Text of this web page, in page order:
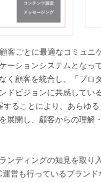
客ごとに最適なコミュニ
ーションシステムとなっ
く顧客を統合し、「プロ
ドビジョンに共感してい
ることにより、あらゆる
展開し、顧客からの理解
ンディングの知見を取り
営も行っているブランド